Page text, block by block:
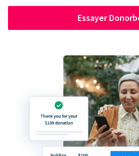
Essayer